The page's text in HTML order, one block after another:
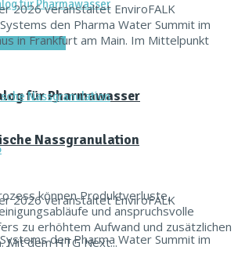
& Services
für Pharmawasser
2026 veranstaltet EnviroFALK
den Pharma Water Summit im
2026 veranstaltet EnviroFALK
den Pharma Water Summit im
in Frankfurt am Main. Im Mittelpunkt
Nassgranulation
können Produktverluste,
und anspruchsvolle
zu erhöhtem Aufwand und zusätzlichen
Mit dem HTG Next...